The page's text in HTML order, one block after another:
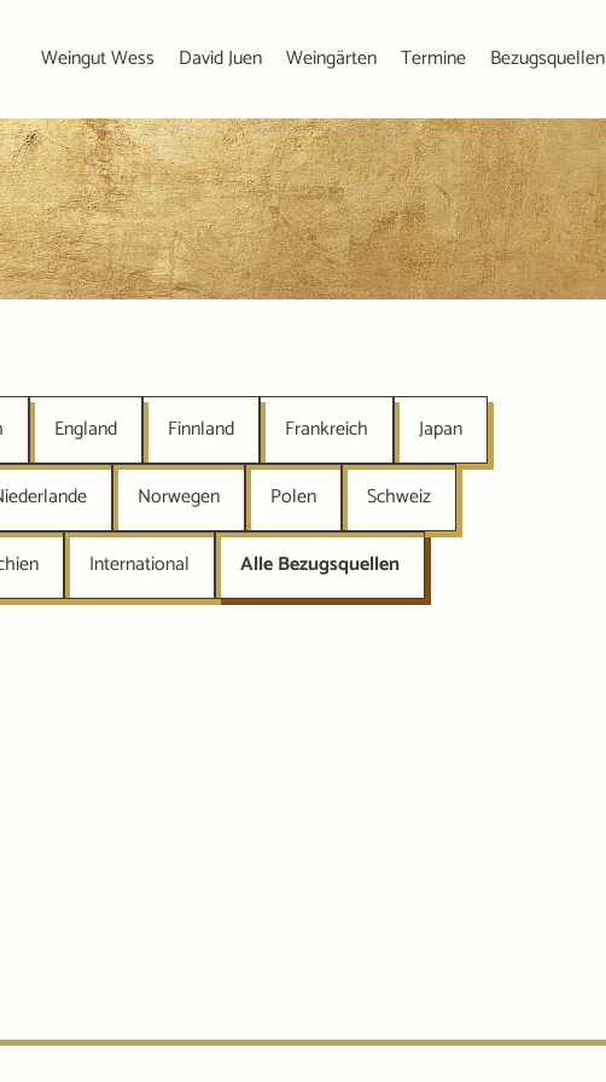
Weingut Wess David Juen Weingärten Termine Bezugsquellen
England Finnland Frankreich Japan
Norwegen Polen Schweiz
International Alle Bezugsquellen